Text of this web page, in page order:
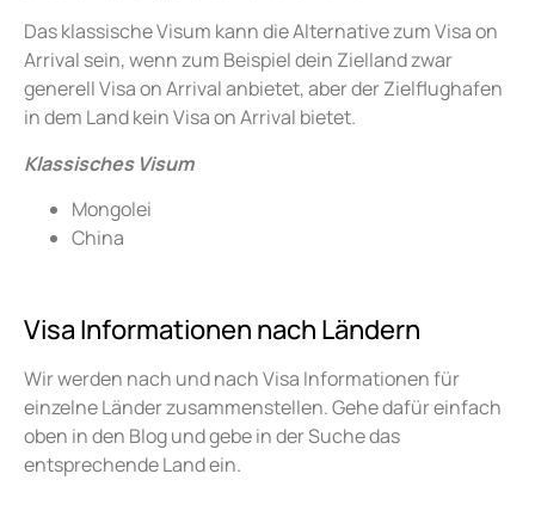
Das klassische Visum kann die Alternative zum Visa on
Arrival sein, wenn zum Beispiel dein Zielland zwar
generell Visa on Arrival anbietet, aber der Zielflughafen
in dem Land kein Visa on Arrival bietet.
Klassisches Visum
Mongolei
China
Visa Informationen nach Ländern
Wir werden nach und nach Visa Informationen für
einzelne Länder zusammenstellen. Gehe dafür einfach
oben in den Blog und gebe in der Suche das
entsprechende Land ein.